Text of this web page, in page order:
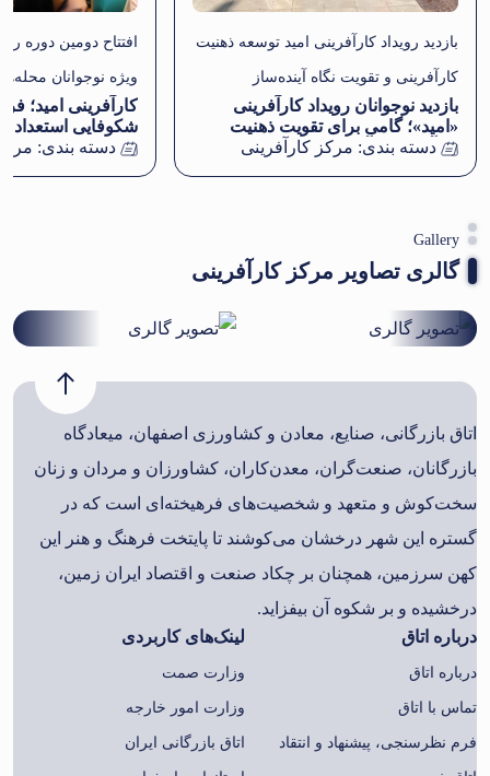
بازدید رویداد کارآفرینی امید توسعه ذهنیت
کارآفرینی و تقویت نگاه آینده‌ساز
بازدید نوجوانان رویداد کارآفرینی
«امید»؛ گامی برای تقویت ذهنیت
کارآفرینی و آشنایی با اقتصاد
دسته بندی: مرکز کارآفرینی
افتتاح دومین دوره
ویژه نوجوانان
خوراسگان
کارآفرینی امید؛
شکوفایی استعداد
دسته بندی:
Gallery
گالری تصاویر مرکز کارآفرینی
اتاق بازرگانی، صنایع، معادن و کشاورزی اصفهان، میعادگاه
بازرگانان، صنعت‌گران، معدن‌کاران، کشاورزان و مردان و زنان
سخت‌کوش و متعهد و شخصیت‌های فرهیخته‌ای است که در
گستره این شهر درخشان می‌کوشند تا پایتخت فرهنگ و هنر این
کهن سرزمین، همچنان بر چکاد صنعت و اقتصاد ایران زمین،
درخشیده و بر شکوه آن بیفزاید.
درباره اتاق
درباره اتاق
تماس با اتاق
فرم نظرسنجی، پیشنهاد و انتقاد
لینک‌های کاربردی
وزارت صمت
وزارت امور خارجه
اتاق بازرگانی ایران